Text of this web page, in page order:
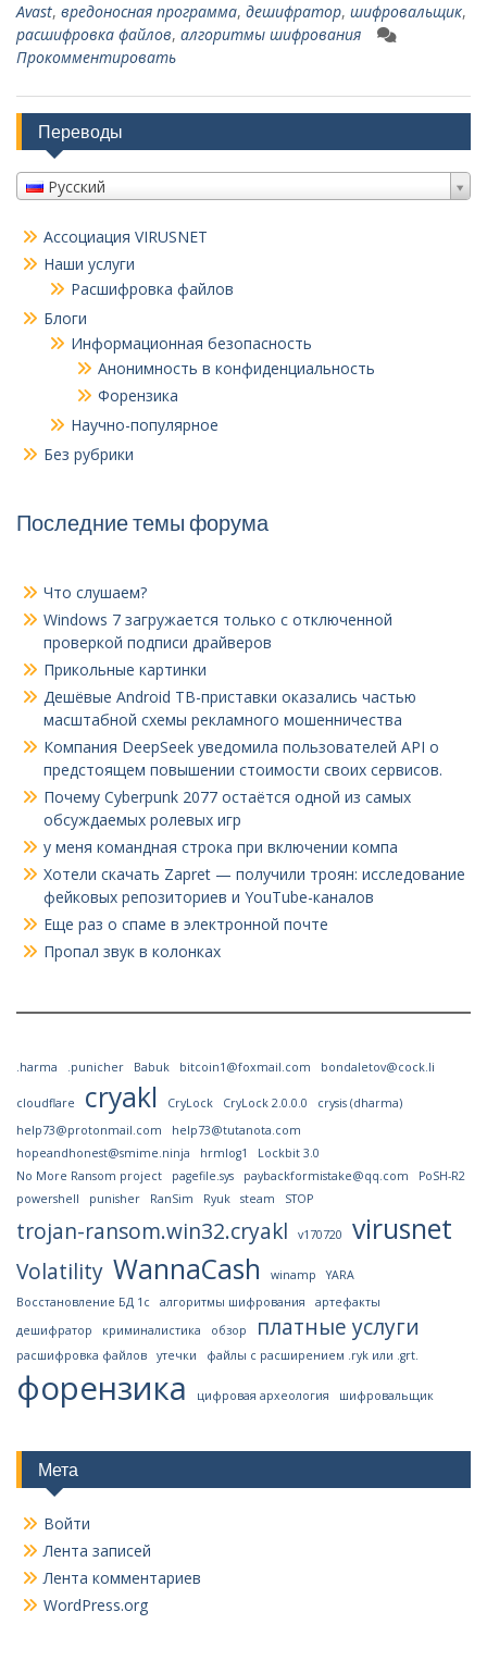
Avast, вредоносная программа, дешифратор, шифровальщик,
расшифровка файлов, алгоритмы шифрования
Прокомментировать
Переводы
Русский
Ассоциация VIRUSNET
Наши услуги
Расшифровка файлов
Блоги
Информационная безопасность
Анонимность в конфиденциальность
Форензика
Научно-популярное
Без рубрики
Последние темы форума
Что слушаем?
Windows 7 загружается только с отключенной
проверкой подписи драйверов
Прикольные картинки
Дешёвые Android ТВ-приставки оказались частью
масштабной схемы рекламного мошенничества
Компания DeepSeek уведомила пользователей API о
предстоящем повышении стоимости своих сервисов.
Почему Cyberpunk 2077 остаётся одной из самых
обсуждаемых ролевых игр
у меня командная строка при включении компа
Хотели скачать Zapret — получили троян: исследование
фейковых репозиториев и YouTube-каналов
Еще раз о спаме в электронной почте
Пропал звук в колонках
.harma .punicher Babuk bitcoin1@foxmail.com bondaletov@cock.li
cloudflare cryakl CryLock CryLock 2.0.0.0
crysis (dharma)
help73@protonmail.com
help73@tutanota.com
hopeandhonest@smime.ninja
hrmlog1
Lockbit 3.0
No More Ransom project
pagefile.sys paybackformistake@qq.com
PoSH-R2
powershell
punisher RanSim Ryuk steam STOP
trojan-ransom.win32.cryakl v170720 virusnet
Volatility WannaCash winamp
YARA
Восстановление БД 1с
алгоритмы шифрования
артефакты
дешифратор
криминалистика обзор платные услуги
расшифровка файлов утечки файлы с расширением .ryk или .grt.
форензика цифровая археология шифровальщик
Мета
Войти
Лента записей
Лента комментариев
WordPress.org